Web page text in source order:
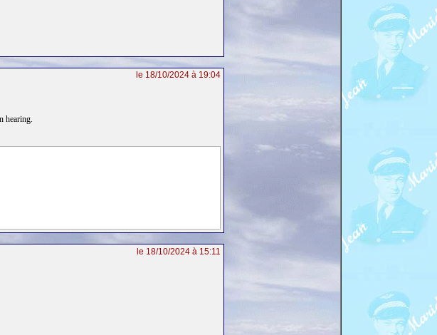
le 18/10/2024 à 19:04
hearing.
le 18/10/2024 à 15:11